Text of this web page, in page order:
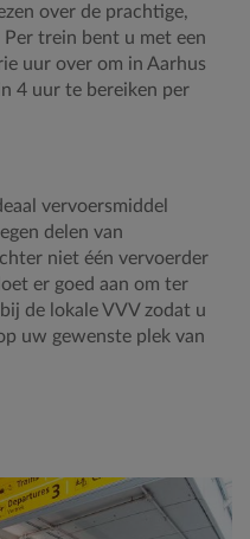
over de prachtige,
trein bent u met een
uur over om in Aarhus
4 uur te bereiken per
vervoersmiddel
delen van
niet één vervoerder
er goed aan om ter
de lokale VVV zodat u
uw gewenste plek van